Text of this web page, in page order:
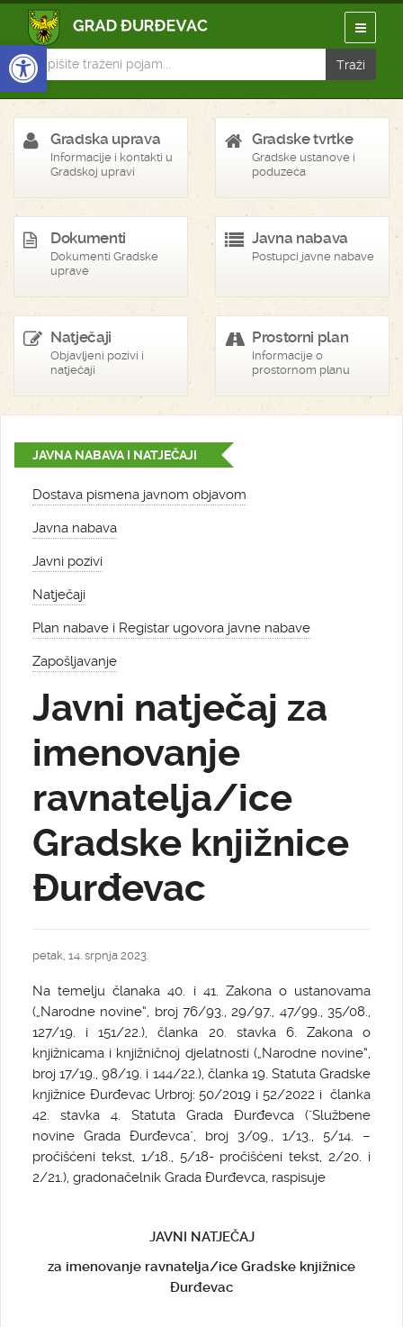
Open toolbar
Gradska uprava
Informacije i kontakti u
Gradskoj upravi
Gradske tvrtke
Gradske ustanove i
poduzeća
Dokumenti
Dokumenti Gradske
uprave
Javna nabava
Postupci javne nabave
Natječaji
Objavljeni pozivi i
natječaji
Prostorni plan
Informacije o
prostornom planu
JAVNA NABAVA I NATJEČAJI
Dostava pismena javnom objavom
Javna nabava
Javni pozivi
Natječaji
Plan nabave i Registar ugovora javne nabave
Zapošljavanje
Javni natječaj za
imenovanje
ravnatelja/ice
Gradske knjižnice
Đurđevac
petak, 14. srpnja 2023.
Na temelju članaka 40. i 41. Zakona o ustanovama
(„Narodne novine“, broj 76/93., 29/97., 47/99., 35/08.,
127/19. i 151/22.), članka 20. stavka 6. Zakona o
knjižnicama i knjižničnoj djelatnosti („Narodne novine“,
broj 17/19., 98/19. i 144/22.), članka 19. Statuta Gradske
knjižnice Đurđevac Urbroj: 50/2019 i 52/2022 i članka
42. stavka 4. Statuta Grada Đurđevca ("Službene
novine Grada Đurđevca", broj 3/09., 1/13., 5/14. –
pročišćeni tekst, 1/18., 5/18- pročišćeni tekst, 2/20. i
2/21.), gradonačelnik Grada Đurđevca, raspisuje
JAVNI NATJEČAJ
za imenovanje ravnatelja/ice Gradske knjižnice
Đurđevac